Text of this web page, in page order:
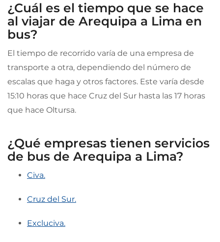
¿Cuál es el tiempo que se hace
al viajar de Arequipa a Lima en
bus?
El tiempo de recorrido varía de una empresa de
transporte a otra, dependiendo del número de
escalas que haga y otros factores. Este varía desde
15:10 horas que hace Cruz del Sur hasta las 17 horas
que hace Oltursa.
¿Qué empresas tienen servicios
de bus de Arequipa a Lima?
Civa.
Cruz del Sur.
Excluciva.